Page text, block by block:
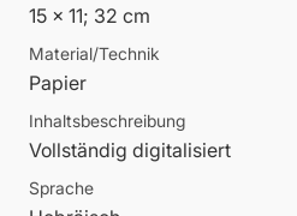
15 x 11; 32 cm
Material/Technik
Papier
Inhaltsbeschreibung
Vollständig digitalisiert
Sprache